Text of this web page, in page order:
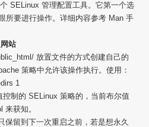
SELinux 管理配置工具。它第一个选
所要进行操作。详细内容参考 Man 手
站
放置文件的方式创建自己的
策略中允许该操作执行。使用：
1
制的 SELinux 策略的，当前布尔值
获知。
保留到下一次重启之前，若是想永久